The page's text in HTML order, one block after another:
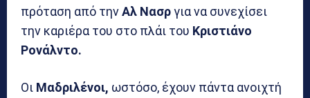
πρόταση από τηνΑλ Νασργια να συνεχίσει
την καριέρα του στο πλάι του Κριστιάνο
Ρονάλντο.
Οι Μαδριλένοι, ωστόσο, έχουν πάντα ανοιχτή